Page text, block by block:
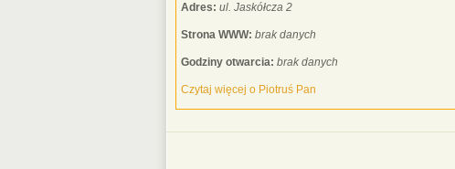
Adres: ul. Jaskółcza 2
Strona WWW: brak danych
Godziny otwarcia: brak danych
Czytaj więcej o Piotruś Pan